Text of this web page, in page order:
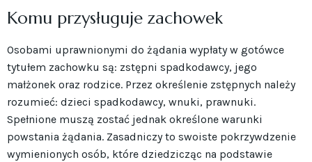
Komu przysługuje zachowek
­Osobami uprawnionymi do żądania wypłaty w gotówce
tytułem zachowku są: zstępni spadkodawcy, jego
małżonek oraz rodzice. Przez określenie zstępnych należy
rozumieć: dzieci spadkodawcy, wnuki, prawnuki.
Spełnione muszą zostać jednak określone warunki
powstania żądania. Zasadniczy to swoiste pokrzywdzenie
wymienionych osób, które dziedzicząc na podstawie